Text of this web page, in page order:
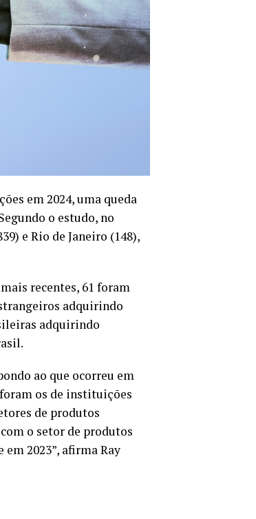
em 2024, uma queda
o estudo, no
e Rio de Janeiro (148),
recentes, 61 foram
adquirindo
adquirindo
ao que ocorreu em
os de instituições
de produtos
o setor de produtos
em 2023”, afirma Ray